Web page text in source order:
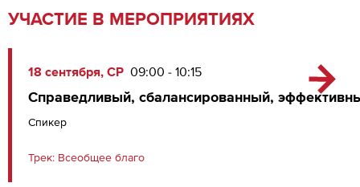
УЧАСТИЕ В МЕРОПРИЯТИЯХ
18 сентября, СР 09:00 - 10:15
Справедливый, сбалансированный,
Спикер
Трек: Всеобщее благо